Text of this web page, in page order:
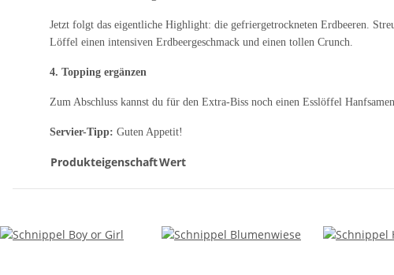
Jetzt folgt das eigentliche Highlight: die gefriergetrockneten Erdbeeren.
Löffel einen intensiven Erdbeergeschmack und einen tollen Crunch.
4. Topping ergänzen
Zum Abschluss kannst du für den Extra-Biss noch einen Esslöffel
Servier-Tipp: Guten Appetit!
ProdukteigenschaftWert